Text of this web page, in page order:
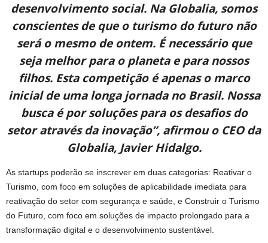
desenvolvimento social. Na Globalia, somos
conscientes de que o turismo do futuro não
será o mesmo de ontem. É necessário que
seja melhor para o planeta e para nossos
filhos. Esta competição é apenas o marco
inicial de uma longa jornada no Brasil. Nossa
busca é por soluções para os desafios do
setor através da inovação”, afirmou o CEO da
Globalia, Javier Hidalgo.
As startups poderão se inscrever em duas categorias: Reativar o
Turismo, com foco em soluções de aplicabilidade imediata para
reativação do setor com segurança e saúde, e Construir o Turismo
do Futuro, com foco em soluções de impacto prolongado para a
transformação digital e o desenvolvimento sustentável.